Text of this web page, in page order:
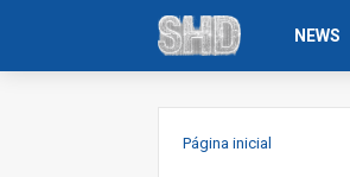
NEWS
Página inicial